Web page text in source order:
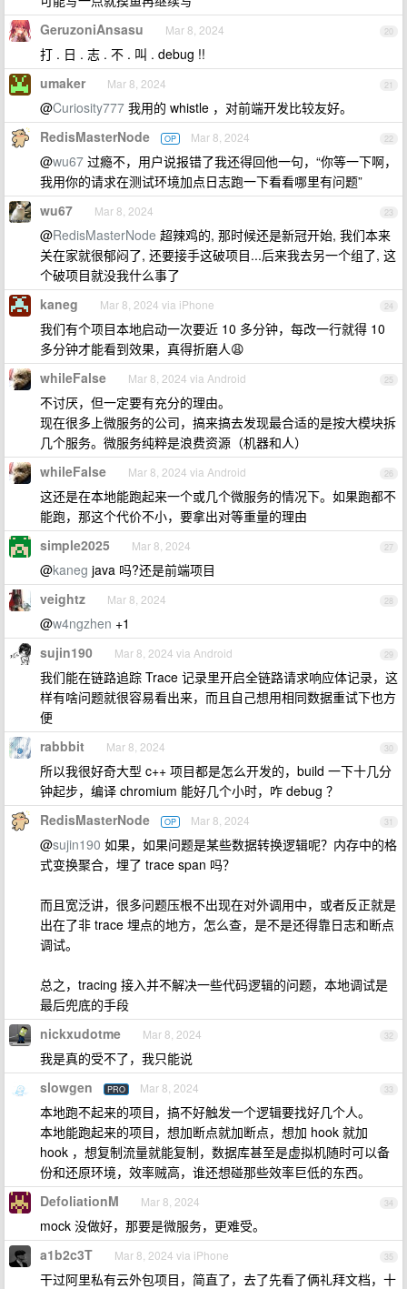
20
GeruzoniAnsasu Mar 8, 2024
打 . 日 . 志 . 不 . 叫 . debug !!
21
umaker Mar 8, 2024
@Curiosity777 我用的 whistle ，对前端开发比较友好。
22
RedisMasterNode OP Mar 8, 2024
@wu67 过瘾不，用户说报错了我还得回他一句，“你等一下啊，
我用你的请求在测试环境加点日志跑一下看看哪里有问题”
23
wu67 Mar 8, 2024
@RedisMasterNode 超辣鸡的, 那时候还是新冠开始, 我们本来
关在家就很郁闷了, 还要接手这破项目...后来我去另一个组了, 这
个破项目就没我什么事了
24
kaneg Mar 8, 2024 via iPhone
我们有个项目本地启动一次要近 10 多分钟，每改一行就得 10
多分钟才能看到效果，真得折磨人😩
25
whileFalse Mar 8, 2024 via Android
不讨厌，但一定要有充分的理由。
现在很多上微服务的公司，搞来搞去发现最合适的是按大模块拆
几个服务。微服务纯粹是浪费资源（机器和人）
26
whileFalse Mar 8, 2024 via Android
这还是在本地能跑起来一个或几个微服务的情况下。如果跑都不
能跑，那这个代价不小，要拿出对等重量的理由
27
simple2025 Mar 8, 2024
@kaneg java 吗?还是前端项目
28
veightz Mar 8, 2024
@w4ngzhen +1
29
sujin190 Mar 8, 2024 via Android
我们能在链路追踪 Trace 记录里开启全链路请求响应体记录，这
样有啥问题就很容易看出来，而且自己想用相同数据重试下也方
便
30
rabbbit Mar 8, 2024
所以我很好奇大型 c++ 项目都是怎么开发的，build 一下十几分
钟起步，编译 chromium 能好几个小时，咋 debug ？
31
RedisMasterNode OP Mar 8, 2024
@sujin190 如果，如果问题是某些数据转换逻辑呢？内存中的格
式变换聚合，埋了 trace span 吗？
而且宽泛讲，很多问题压根不出现在对外调用中，或者反正就是
出在了非 trace 埋点的地方，怎么查，是不是还得靠日志和断点
调试。
总之，tracing 接入并不解决一些代码逻辑的问题，本地调试是
最后兜底的手段
32
nickxudotme Mar 8, 2024
我是真的受不了，我只能说
33
slowgen PRO Mar 8, 2024
本地跑不起来的项目，搞不好触发一个逻辑要找好几个人。
本地能跑起来的项目，想加断点就加断点，想加 hook 就加
hook ，想复制流量就能复制，数据库甚至是虚拟机随时可以备
份和还原环境，效率贼高，谁还想碰那些效率巨低的东西。
34
DefoliationM Mar 8, 2024
mock 没做好，那要是微服务，更难受。
35
a1b2c3T Mar 8, 2024 via iPhone
干过阿里私有云外包项目，简直了，去了先看了俩礼拜文档，十